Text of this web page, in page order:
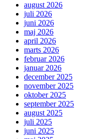
august 2026
juli 2026
juni 2026
maj 2026
april 2026
marts 2026
februar 2026
januar 2026
december 2025
november 2025
oktober 2025
september 2025
august 2025
juli 2025
juni 2025